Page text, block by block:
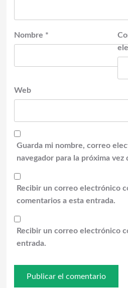
Nombre *
Web
Guarda mi nombre, correo
navegador para la próxima vez
Recibir un correo electrónico
comentarios a esta entrada.
Recibir un correo electrónico
entrada.